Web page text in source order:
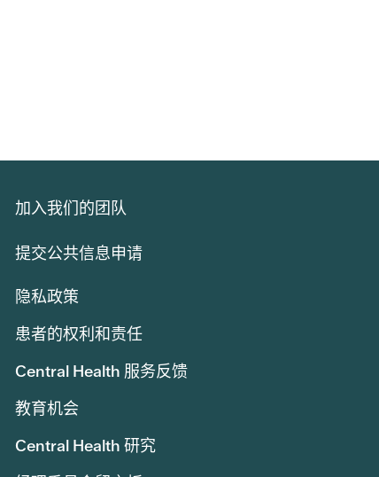
加入我们的团队
提交公共信息申请
隐私政策
患者的权利和责任
Central Health 服务反馈
教育机会
Central Health 研究